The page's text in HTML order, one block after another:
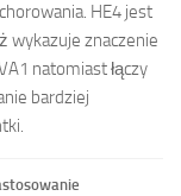
HE4 jest
wykazuje znaczenie
natomiast łączy
bardziej